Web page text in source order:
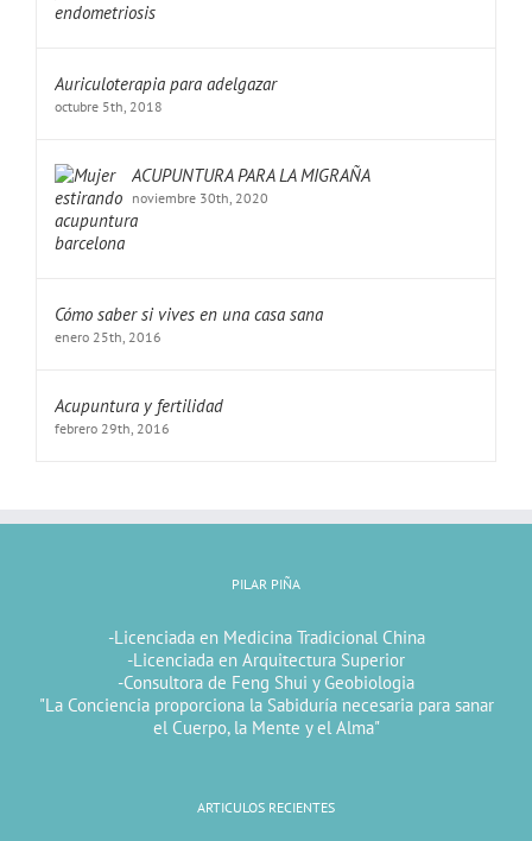
Auriculoterapia para adelgazar
octubre 5th, 2018
ACUPUNTURA PARA LA MIGRAÑA
noviembre 30th, 2020
Cómo saber si vives en una casa sana
enero 25th, 2016
Acupuntura y fertilidad
febrero 29th, 2016
PILAR PIÑA
-Licenciada en Medicina Tradicional China
-Licenciada en Arquitectura Superior
-Consultora de Feng Shui y Geobiologia
"La Conciencia proporciona la Sabiduría necesaria para sanar
el Cuerpo, la Mente y el Alma"
ARTICULOS RECIENTES